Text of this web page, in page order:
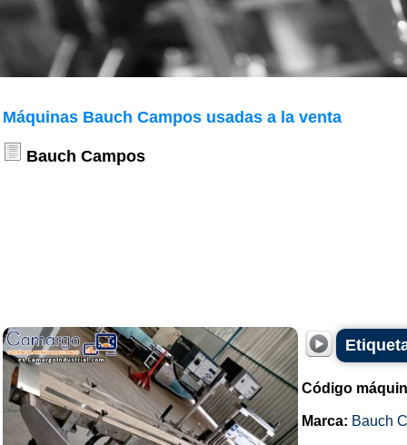
Máquinas Bauch Campos usadas a la venta
Bauch Campos
Código
Marca: Bauch